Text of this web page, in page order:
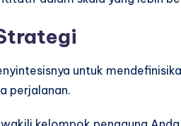
untuk
perjalanan.